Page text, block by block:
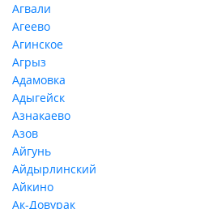
Агвали
Агеево
Агинское
Агрыз
Адамовка
Адыгейск
Азнакаево
Азов
Айгунь
Айдырлинский
Айкино
Ак-Довурак